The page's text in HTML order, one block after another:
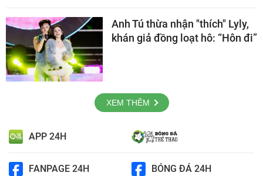
Anh Tú thừa nhận "thích" Lyly,
khán giả đồng loạt hô: “Hôn đi”
XEM THÊM
APP 24H
FANPAGE 24H BÓNG ĐÁ 24H